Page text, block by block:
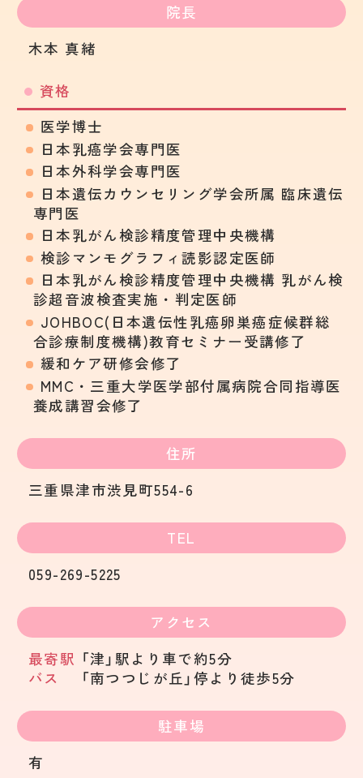
院長
木本 真緒
資格
医学博士
日本乳癌学会専門医
日本外科学会専門医
日本遺伝カウンセリング学会所属 臨床遺伝
専門医
日本乳がん検診精度管理中央機構
検診マンモグラフィ読影認定医師
日本乳がん検診精度管理中央機構 乳がん検
診超音波検査実施・判定医師
JOHBOC(日本遺伝性乳癌卵巣癌症候群総
合診療制度機構)教育セミナー受講修了
緩和ケア研修会修了
MMC・三重大学医学部付属病院合同指導医
養成講習会修了
住所
三重県津市渋見町554-6
TEL
059-269-5225
アクセス
最寄駅 「津」駅より車で約5分
バス
「南つつじが丘」停より徒歩5分
駐車場
有